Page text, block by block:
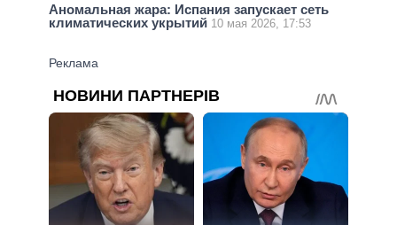
Аномальная жара: Испания запускает сеть
климатических укрытий 10 мая 2026, 17:53